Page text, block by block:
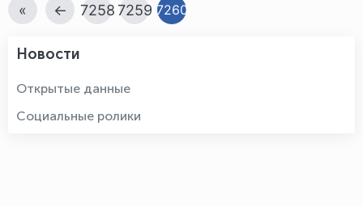
« ← 72587259 7260
Новости
Открытые данные
Социальные ролики